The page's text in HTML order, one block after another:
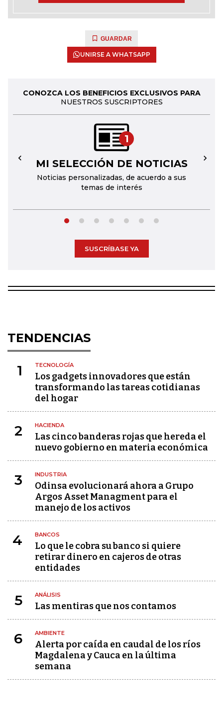
GUARDAR
UNIRSE A WHATSAPP
CONOZCA LOS BENEFICIOS EXCLUSIVOS PARA
NUESTROS SUSCRIPTORES
1
MI SELECCIÓN DE NOTICIAS
Noticias personalizadas, de acuerdo a sus
temas de interés
← →
SUSCRÍBASE YA
TENDENCIAS
1 TECNOLOGÍA
Los gadgets innovadores que están
transformando las tareas cotidianas
del hogar
2 HACIENDA
Las cinco banderas rojas que hereda el
nuevo gobierno en materia económica
3 INDUSTRIA
Odinsa evolucionará ahora a Grupo
Argos Asset Managment para el
manejo de los activos
4 BANCOS
Lo que le cobra su banco si quiere
retirar dinero en cajeros de otras
entidades
5 ANÁLISIS
Las mentiras que nos contamos
6 AMBIENTE
Alerta por caída en caudal de los ríos
Magdalena y Cauca en la última
semana